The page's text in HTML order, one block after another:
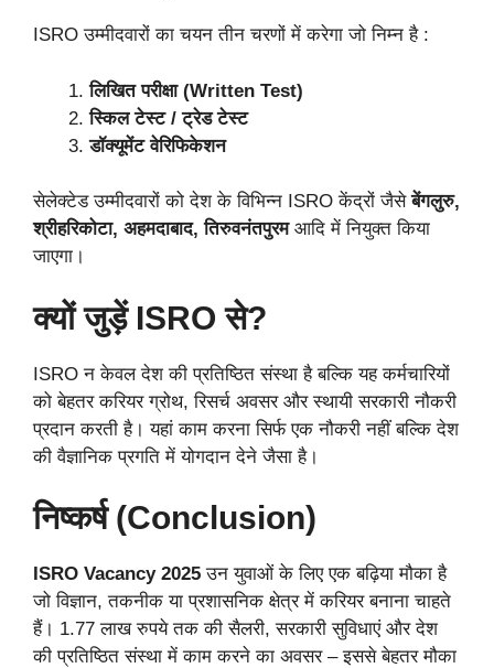
ISRO उम्मीदवारों का चयन तीन चरणों में करेगा जो निम्न है :
लिखित परीक्षा (Written Test)
स्किल टेस्ट / ट्रेड टेस्ट
डॉक्यूमेंट वेरिफिकेशन
सेलेक्टेड उम्मीदवारों को देश के विभिन्न ISRO केंद्रों जैसेबेंगलुरु,
श्रीहरिकोटा, अहमदाबाद, तिरुवनंतपुरमआदि में नियुक्त किया
जाएगा।
क्यों जुड़ें ISRO से?
ISRO न केवल देश की प्रतिष्ठित संस्था है बल्कि यह कर्मचारियों
को बेहतर करियर ग्रोथ, रिसर्च अवसर और स्थायी सरकारी नौकरी
प्रदान करती है। यहां काम करना सिर्फ एक नौकरी नहीं बल्कि देश
की वैज्ञानिक प्रगति में योगदान देने जैसा है।
निष्कर्ष (Conclusion)
ISRO Vacancy 2025 उन युवाओं के लिए एक बढ़िया मौका है
जो विज्ञान, तकनीक या प्रशासनिक क्षेत्र में करियर बनाना चाहते
हैं। 1.77 लाख रुपये तक की सैलरी, सरकारी सुविधाएं और देश
की प्रतिष्ठित संस्था में काम करने का अवसर – इससे बेहतर मौका